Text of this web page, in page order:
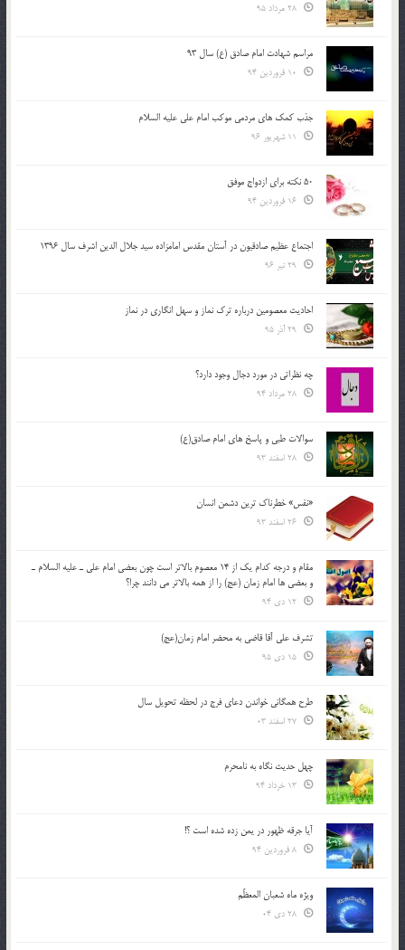
مراسم شهادت امام صادق (ع) سال 93
جذب کمک های مردمی موکب امام علی علیه السلام
50 نکته برای ازدواج موفق
اجتماع عظیم صادقیون در آستان مقدس امامزاده سید جلال الدین اشرف سال 1396
احادیث معصومین درباره ترک نماز و سهل انگاری در نماز
چه نظراتی در مورد دجال وجود دارد؟
سوالات طبی و پاسخ های امام صادق(ع)
«نفس» خطرناک ترین دشمن انسان
مقام و درجه كدام يك از 14 معصوم بالاتر است چون بعضي امام علي ـ عليه السلام ـ
و بعضي ها امام زمان (عج) را از همه بالاتر مي دانند چرا؟
تشرف علي آقا قاضي به محضر امام زمان(عج)
طرح همگانی خواندن دعای فرج در لحظه تحویل سال
چهل حدیث نگاه به نامحرم
آیا جرقه ظهور در یمن زده شده است ؟!
ویژه ماه شعبان المعظّم